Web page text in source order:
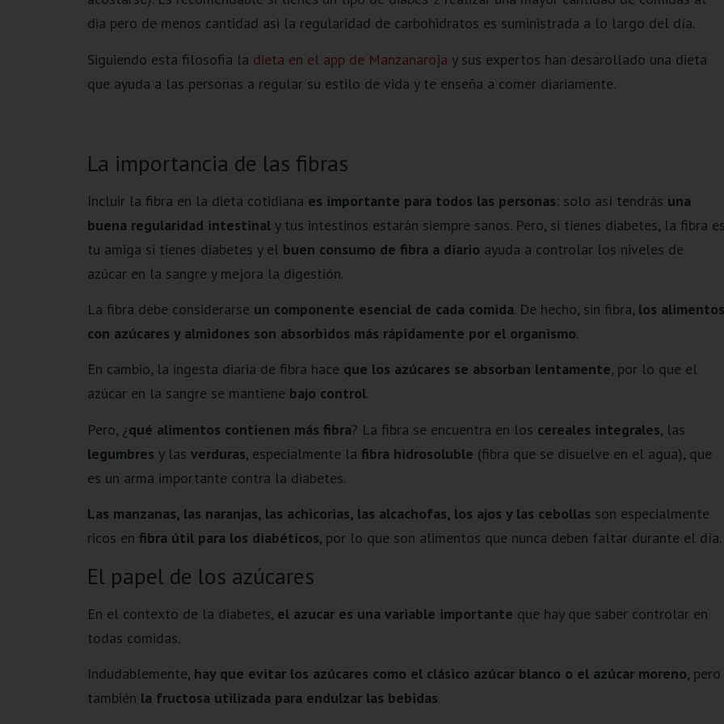
dia pero de menos cantidad asi la regularidad de carbohidratos es suministrada a lo largo del día.
Siguiendo esta filosofia la dieta en el app de Manzanaroja y sus expertos han desarollado una dieta
que ayuda a las personas a regular su estilo de vida y te enseña a comer diariamente.
La importancia de las fibras
Incluir la fibra en la dieta cotidiana es importante para todos las personas: solo así tendrás una
buena regularidad intestinaly tus intestinos estarán siempre sanos. Pero, si tienes diabetes, la fibra
tu amiga si tienes diabetes y el buen consumo de fibra a diario ayuda a controlar los niveles de
azúcar en la sangre y mejora la digestión.
La fibra debe considerarse un componente esencial de cada comida. De hecho, sin fibra, los alimentos
con azúcares y almidones son absorbidos más rápidamente por el organismo.
En cambio, la ingesta diaria de fibra hace que los azúcares se absorban lentamente, por lo que el
azúcar en la sangre se mantiene bajo control.
Pero, ¿qué alimentos contienen más fibra? La fibra se encuentra en los cereales integrales, las
legumbres y las verduras, especialmente la fibra hidrosoluble (fibra que se disuelve en el agua), que
es un arma importante contra la diabetes.
Las manzanas, las naranjas, las achicorias, las alcachofas, los ajos y las cebollas son especialmente
ricos en fibra útil para los diabéticos, por lo que son alimentos que nunca deben faltar durante el día.
El papel de los azúcares
En el contexto de la diabetes, el azucar es una variable importante que hay que saber controlar en
todas comidas.
Indudablemente, hay que evitar los azúcares como el clásico azúcar blanco o el azúcar moreno, pero
también la fructosa utilizada para endulzar las bebidas.